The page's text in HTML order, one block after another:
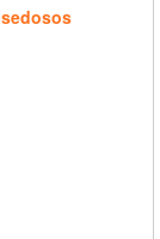
sedosos